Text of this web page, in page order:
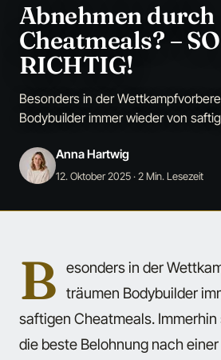
Abnehmen durch
Cheatmeals? –
RICHTIG!
Besonders in der
Bodybuilder immer wieder von
Anna Hartwig
12. Oktober 2025· 2 Min. Lesezeit
B esonders in der
träumen Bodybuilder
saftigen Cheatmeals.
die beste Belohnung nach